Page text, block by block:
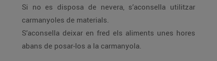
Si no es disposa de nevera, s’aconsella utilitzar
carmanyoles de materials.
S’aconsella deixar en fred els aliments unes hores
abans de posar-los a la carmanyola.